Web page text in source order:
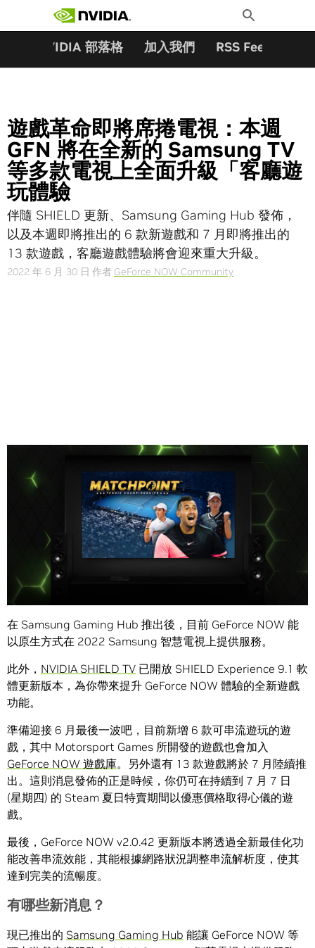
Toggle
Search
NVIDIA 部落格 加入我們 RSS Feeds
遊戲革命即將席捲電視：本週
GFN 將在全新的 Samsung TV
等多款電視上全面升級「客廳遊
玩體驗
伴隨 SHIELD 更新、Samsung Gaming Hub 發佈，
以及本週即將推出的 6 款新遊戲和 7 月即將推出的
13 款遊戲，客廳遊戲體驗將會迎來重大升級。
2022 年 6 月 30 日 作者 GeForce NOW Community
打開電視吧。GeForce NOW 聯盟 Taiwan Mobile 雲端遊戲
服務將為你帶來全新「客廳遊玩體驗」。
在 Samsung Gaming Hub 推出後，目前 GeForce NOW 能
以原生方式在 2022 Samsung 智慧電視上提供服務。
此外， NVIDIA SHIELD TV 已開放 SHIELD Experience 9.1 軟
體更新版本，為你帶來提升 GeForce NOW 體驗的全新遊戲
功能。
準備迎接 6 月最後一波吧，目前新增 6 款可串流遊玩的遊
戲，其中 Motorsport Games 所開發的遊戲也會加入
GeForce NOW 遊戲庫。另外還有 13 款遊戲將於 7 月陸續推
出。這則消息發佈的正是時候，你仍可在持續到 7 月 7 日
(星期四) 的 Steam 夏日特賣期間以優惠價格取得心儀的遊
戲。
最後，GeForce NOW v2.0.42 更新版本將透過全新最佳化功
能改善串流效能，其能根據網路狀況調整串流解析度，使其
達到完美的流暢度。
有哪些新消息？
現已推出的 Samsung Gaming Hub 能讓 GeForce NOW 等